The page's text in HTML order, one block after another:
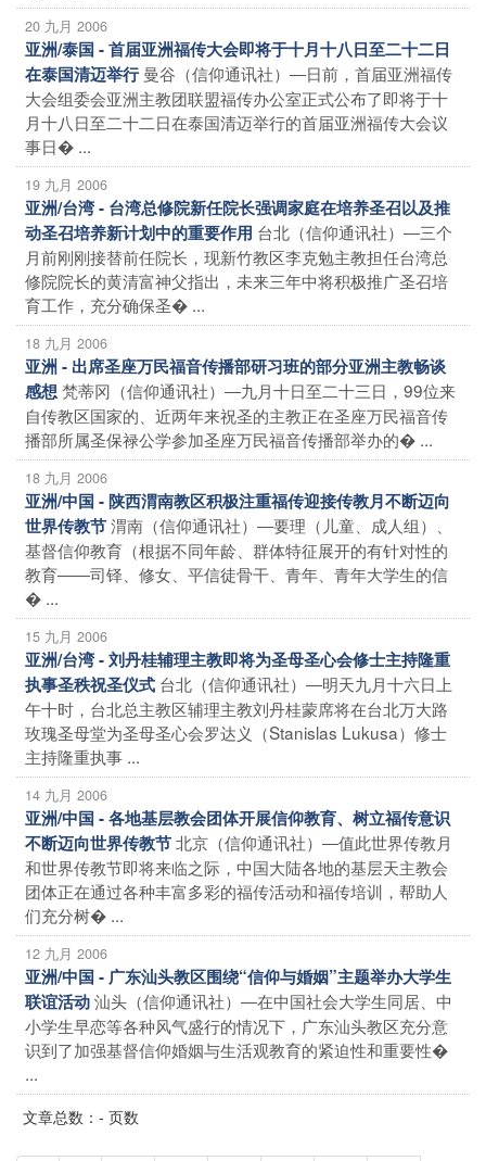
20 九月 2006
亚洲/泰国 - 首届亚洲福传大会即将于十月十八日至二十二日
在泰国清迈举行 曼谷（信仰通讯社）―日前，首届亚洲福传
大会组委会亚洲主教团联盟福传办公室正式公布了即将于十
月十八日至二十二日在泰国清迈举行的首届亚洲福传大会议
事日� ...
19 九月 2006
亚洲/台湾 - 台湾总修院新任院长强调家庭在培养圣召以及推
动圣召培养新计划中的重要作用 台北（信仰通讯社）―三个
月前刚刚接替前任院长，现新竹教区李克勉主教担任台湾总
修院院长的黄清富神父指出，未来三年中将积极推广圣召培
育工作，充分确保圣� ...
18 九月 2006
亚洲 - 出席圣座万民福音传播部研习班的部分亚洲主教畅谈
感想梵蒂冈（信仰通讯社）―九月十日至二十三日，99位来
自传教区国家的、近两年来祝圣的主教正在圣座万民福音传
播部所属圣保禄公学参加圣座万民福音传播部举办的� ...
18 九月 2006
亚洲/中国 - 陕西渭南教区积极注重福传迎接传教月不断迈向
世界传教节渭南（信仰通讯社）―要理（儿童、成人组）、
基督信仰教育（根据不同年龄、群体特征展开的有针对性的
教育――司铎、修女、平信徒骨干、青年、青年大学生的信
� ...
15 九月 2006
亚洲/台湾 - 刘丹桂辅理主教即将为圣母圣心会修士主持隆重
执事圣秩祝圣仪式 台北（信仰通讯社）―明天九月十六日上
午十时，台北总主教区辅理主教刘丹桂蒙席将在台北万大路
玫瑰圣母堂为圣母圣心会罗达义（Stanislas Lukusa）修士
主持隆重执事 ...
14 九月 2006
亚洲/中国 - 各地基层教会团体开展信仰教育、树立福传意识
不断迈向世界传教节北京（信仰通讯社）―值此世界传教月
和世界传教节即将来临之际，中国大陆各地的基层天主教会
团体正在通过各种丰富多彩的福传活动和福传培训，帮助人
们充分树� ...
12 九月 2006
亚洲/中国 - 广东汕头教区围绕“信仰与婚姻”主题举办大学生
联谊活动汕头（信仰通讯社）―在中国社会大学生同居、中
小学生早恋等各种风气盛行的情况下，广东汕头教区充分意
识到了加强基督信仰婚姻与生活观教育的紧迫性和重要性�
...
文章总数：- 页数